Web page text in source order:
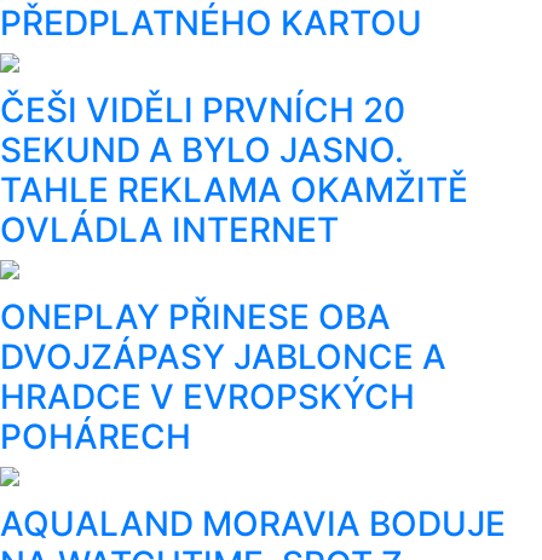
PŘEDPLATNÉHO KARTOU
ČEŠI VIDĚLI PRVNÍCH 20
SEKUND A BYLO JASNO.
TAHLE REKLAMA OKAMŽITĚ
OVLÁDLA INTERNET
ONEPLAY PŘINESE OBA
DVOJZÁPASY JABLONCE A
HRADCE V EVROPSKÝCH
POHÁRECH
AQUALAND MORAVIA BODUJE